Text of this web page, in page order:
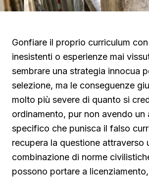
Gonfiare il proprio curriculum
inesistenti o esperienze mai
sembrare una strategia innocua
selezione, ma le conseguenze
molto più severe di quanto si
ordinamento, pur non avendo un
specifico che punisca il falso
recupera la questione attraverso
combinazione di norme
possono portare a